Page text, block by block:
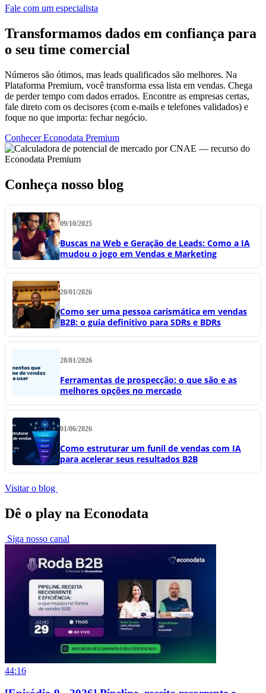
Fale com um especialista
Transformamos dados em confiança para
o seu time comercial
Números são ótimos, mas leads qualificados são melhores. Na
Plataforma Premium, você transforma essa lista em vendas. Chega
de perder tempo com dados errados. Encontre as empresas certas,
fale direto com os decisores (com e-mails e telefones validados) e
foque no que importa: fechar negócio.
Conhecer Econodata Premium
Conheça nosso blog
09/10/2025
Buscas na Web e Geração de Leads: Como a IA
mudou o jogo em Vendas e Marketing
20/01/2026
Como ser uma pessoa carismática em vendas
B2B: o guia definitivo para SDRs e BDRs
28/01/2026
Ferramentas de prospecção: o que são e as
melhores opções no mercado
01/06/2026
Como estruturar um funil de vendas com IA
para acelerar seus resultados B2B
Visitar o blog
Dê o play na Econodata
Siga nosso canal
44:16